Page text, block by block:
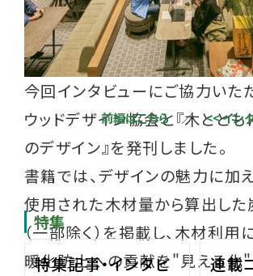
今回インタビューにご協力いた
ウッドデザイン協会と『木とと
のデザイン』を発刊しました。
書籍では、デザインの魅力に加
使用された木材量から算出し
（一部除く）を掲載し、木材利用
暖化防止への貢献を"見える化"
前編はこちら／<< イン
特集
特集記事・インタビ
連載